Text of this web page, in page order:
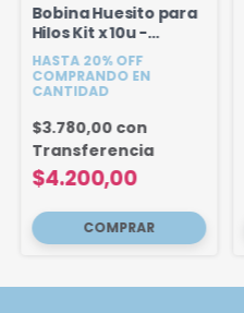
Bobina Huesito para
Hilos Kit x 10u -
Organizadores
HASTA 20% OFF
COMPRANDO EN
CANTIDAD
$4.200,00
$3.780,00 con
Transferencia